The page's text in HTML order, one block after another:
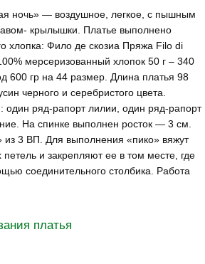
ночь» — воздушное, легкое, с пышным
крылышки. Платье выполнено
хлопка: Фило де скозиа Пряжа Filo di
мерсеризованный хлопок 50 г – 340
600 гр на 44 размер. Длина платья 98
черного и серебристого цвета.
один ряд-рапорт лилии, один ряд-рапорт
На спинке выполнен росток — 3 см.
из 3 ВП. Для выполнения «пико» вяжут
и закрепляют ее в том месте, где
соединительного столбика. Работа
платья